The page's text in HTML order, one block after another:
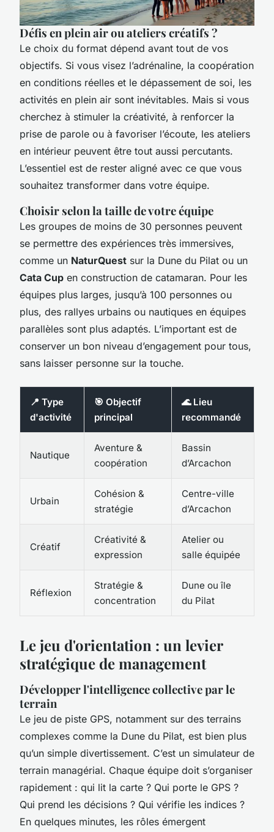
Défis en plein air ou ateliers créatifs ?
Le choix du format dépend avant tout de vos
objectifs. Si vous visez l’adrénaline, la coopération
en conditions réelles et le dépassement de soi, les
activités en plein air sont inévitables. Mais si vous
cherchez à stimuler la créativité, à renforcer la
prise de parole ou à favoriser l’écoute, les ateliers
en intérieur peuvent être tout aussi percutants.
L’essentiel est de rester aligné avec ce que vous
souhaitez transformer dans votre équipe.
Choisir selon la taille de votre équipe
Les groupes de moins de 30 personnes peuvent
se permettre des expériences très immersives,
comme un NaturQuest sur la Dune du Pilat ou un
Cata Cup en construction de catamaran. Pour les
équipes plus larges, jusqu’à 100 personnes ou
plus, des rallyes urbains ou nautiques en équipes
parallèles sont plus adaptés. L’important est de
conserver un bon niveau d’engagement pour tous,
sans laisser personne sur la touche.
📍 Type
d'activité
🎯 Objectif
principal
🌊 Lieu
recommandé
Nautique
Aventure &
coopération
Bassin
d’Arcachon
Urbain
Cohésion &
stratégie
Centre-ville
d’Arcachon
Créatif
Créativité &
expression
Atelier ou
salle équipée
Réflexion
Stratégie &
concentration
Dune ou île
du Pilat
Le jeu d'orientation : un levier
stratégique de management
Développer l'intelligence collective par le
terrain
Le jeu de piste GPS, notamment sur des terrains
complexes comme la Dune du Pilat, est bien plus
qu’un simple divertissement. C’est un simulateur de
terrain managérial. Chaque équipe doit s’organiser
rapidement : qui lit la carte ? Qui porte le GPS ?
Qui prend les décisions ? Qui vérifie les indices ?
En quelques minutes, les rôles émergent